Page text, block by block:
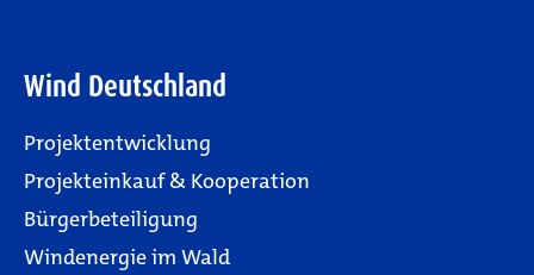
Wind Deutschland
Projektentwicklung
Projekteinkauf & Kooperation
Bürgerbeteiligung
Windenergie im Wald